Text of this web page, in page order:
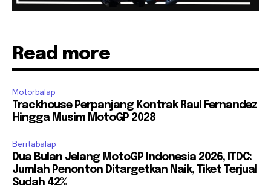
Read more
Motorbalap
Trackhouse Perpanjang Kontrak Raul Fernandez
Hingga Musim MotoGP 2028
Beritabalap
Dua Bulan Jelang MotoGP Indonesia 2026, ITDC:
Jumlah Penonton Ditargetkan Naik, Tiket Terjual
Sudah 42%